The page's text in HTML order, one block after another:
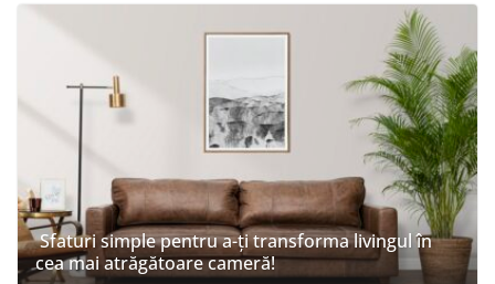
Sfaturi simple pentru a-ți transforma livingul în
cea mai atrăgătoare cameră!